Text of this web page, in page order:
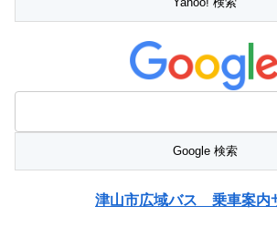
津山市広域バス 乗車案内